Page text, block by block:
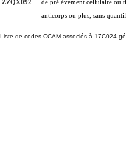
ZZQX092
de prélèvement cellulaire ou
anticorps ou plus, sans
Liste de codes CCAM associés à 17C024